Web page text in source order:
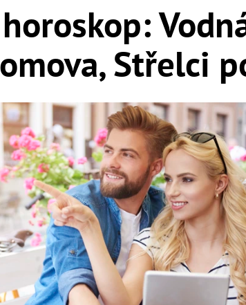
Střelci